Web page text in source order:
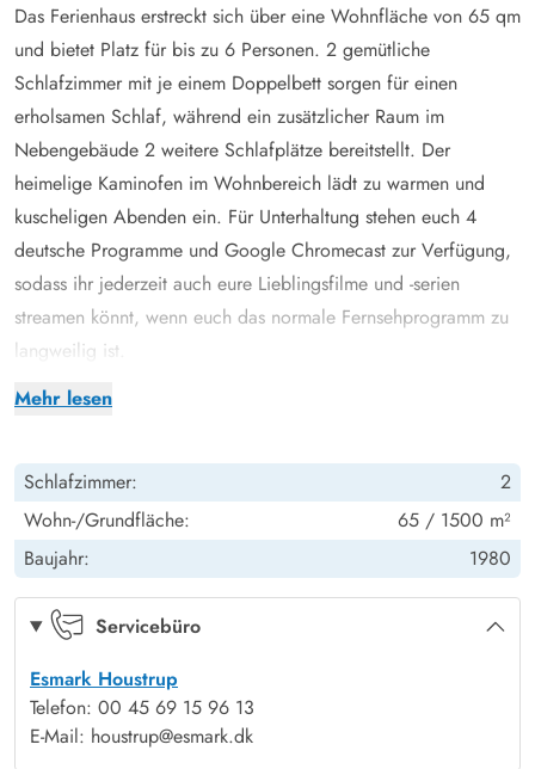
Mehr lesen
Das Ferienhaus erstreckt sich über eine Wohnfläche von 65 qm
und bietet Platz für bis zu 6 Personen. 2 gemütliche
Schlafzimmer mit je einem Doppelbett sorgen für einen
erholsamen Schlaf, während ein zusätzlicher Raum im
Nebengebäude 2 weitere Schlafplätze bereitstellt. Der
heimelige Kaminofen im Wohnbereich lädt zu warmen und
kuscheligen Abenden ein. Für Unterhaltung stehen euch 4
deutsche Programme und Google Chromecast zur Verfügung,
sodass ihr jederzeit auch eure Lieblingsfilme und -serien
streamen könnt, wenn euch das normale Fernsehprogramm zu
langweilig ist.
Die moderne Küche ist mit einer Spülmaschine ausgestattet, um
der Fußbodenheizung im Badezimmer startet ihr jeden Morgen
bequem und mit warmen Füssen in den Tag. Eine
Waschmaschine steht ebenfalls zur Verfügung, damit ihr eure
Garderobe problemlos auffrischen könnt.
Eine Luft-zu-Luft-Wärmepumpe sorgt dafür, dass das Ferienhaus
Sonne tanken und entspannen auf der offenen Terrasse vom
Solbærvangen 9
Das Ferienhaus in Jegum Ferieland bietet verschiedene
Schlafzimmer:
2
Wohn-/Grundfläche:
65 / 1500 m²
Baujahr:
1980
Servicebüro
Esmark Houstrup
Telefon: 00 45 69 15 96 13
E-Mail: houstrup@esmark.dk